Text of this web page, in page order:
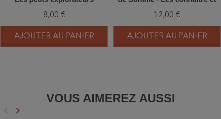
8,00 €
AJOUTER AU PANIER
12,00 €
AJOUTER AU PANIER
VOUS AIMEREZ AUSSI
Précédent
keyboard_arrow_left Suivant
keyboard_arrow_right